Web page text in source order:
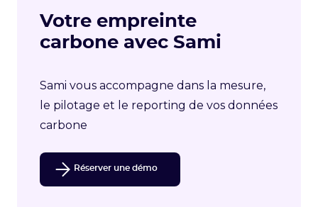
Votre empreinte
carbone avec Sami
Sami vous accompagne dans la mesure,
le pilotage et le reporting de vos données
carbone
Réserver une démo